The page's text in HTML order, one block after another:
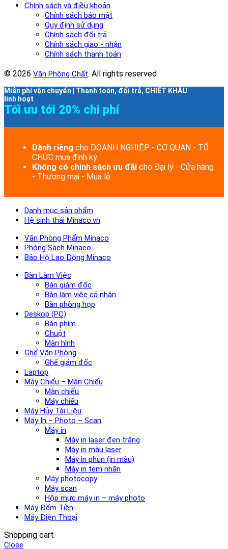
Chính sách và điều khoản
Chính sách bảo mật
Quy định sử dụng
Chính sách đổi trả
Chính sách giao - nhận
Chính sách thanh toán
© 2026 Văn Phòng Chất. All rights reserved
Miễn phí vận chuyển | Thanh toán, đổi trả, CHIẾT KHẤU
linh hoạt
Tối ưu tới 20% chi phí
Dành riêng cho DOANH NGHIỆP - CƠ QUAN - TỔ
CHỨC mua định kỳ
Không có chính sách ưu đãi cho Đại lý - Cửa hàng
- Thương mại - Mua lẻ
Danh mục sản phẩm
Hệ sinh thái Minaco.vn
Văn Phòng Phẩm Minaco
Phòng Sạch Minaco
Bảo Hộ Lao Động Minaco
Bàn Làm Việc
Bàn giám đốc
Bàn làm việc cá nhân
Bàn phòng họp
Deskop (PC)
Bàn phím
Chuột
Màn hình
Ghế Văn Phòng
Ghế giám đốc
Laptop
Máy Chiếu – Màn Chiếu
Màn chiếu
Máy chiếu
Máy Hủy Tài Liệu
Máy In – Photo – Scan
Máy in
Máy in laser đen trắng
Máy in màu laser
Máy in phun (in màu)
Máy in tem nhãn
Máy photocopy
Máy scan
Hộp mực máy in – máy photo
Máy Đếm Tiền
Máy Điện Thoại
Shopping cart
Close